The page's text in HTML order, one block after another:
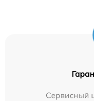
Сервисный